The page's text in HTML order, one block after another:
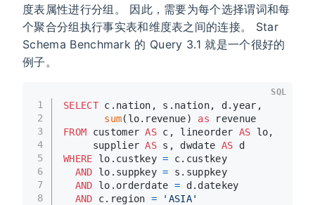
度表属性进行分组。 因此，需要为每个选择谓词和每
个聚合分组执行事实表和维度表之间的连接。 Star
Schema Benchmark 的 Query 3.1 就是一个很好的
例子。
1
2
3
4
5
6
7
8
SELECT c.nation, s.nation, d.year,
sum(lo.revenue) as revenue
FROM customer AS c, lineorder AS lo,
     supplier
AS s, dwdate AS d
WHERE lo.custkey = c.custkey
AND lo.suppkey = s.suppkey
AND lo.orderdate = d.datekey
AND c.region =
'ASIA'
SQL